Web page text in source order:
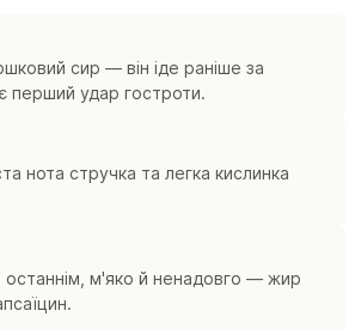
сир — він іде раніше за
перший удар гостроти.
нота стручка та легка кислинка
останнім, м'яко й ненадовго — жир